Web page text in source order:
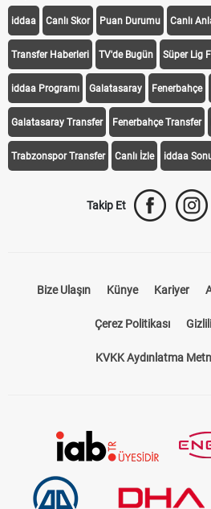
iddaa Canlı Skor Puan Durumu Canlı
Transfer Haberleri TV'de Bugün Süper Lig
iddaa Programı Galatasaray Fenerbahçe
Galatasaray Transfer Fenerbahçe Transfer
Trabzonspor Transfer Canlı İzle iddaa
Takip Et
Bize Ulaşın Künye Kariyer
Çerez Politikası
KVKK Aydınlatma